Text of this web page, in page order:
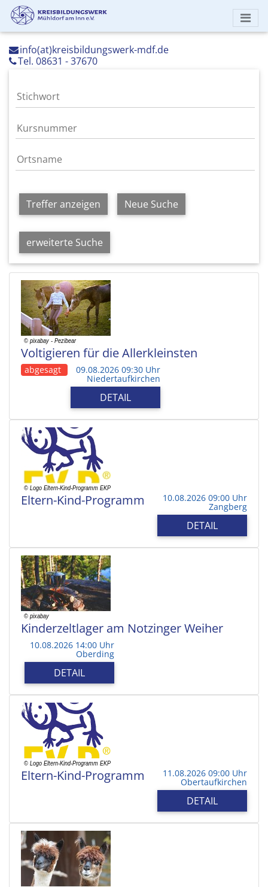
info(at)kreisbildungswerk-mdf.de
Tel. 08631 - 37670
Treffer anzeigen Neue Suche
erweiterte Suche
Voltigieren für die Allerkleinsten
abgesagt 09.08.2026 09:30 Uhr
Niedertaufkirchen
DETAIL
Eltern-Kind-Programm 10.08.2026 09:00 Uhr
Zangberg
DETAIL
Kinderzeltlager am Notzinger Weiher
10.08.2026 14:00 Uhr
Oberding
DETAIL
Eltern-Kind-Programm 11.08.2026 09:00 Uhr
Obertaufkirchen
DETAIL